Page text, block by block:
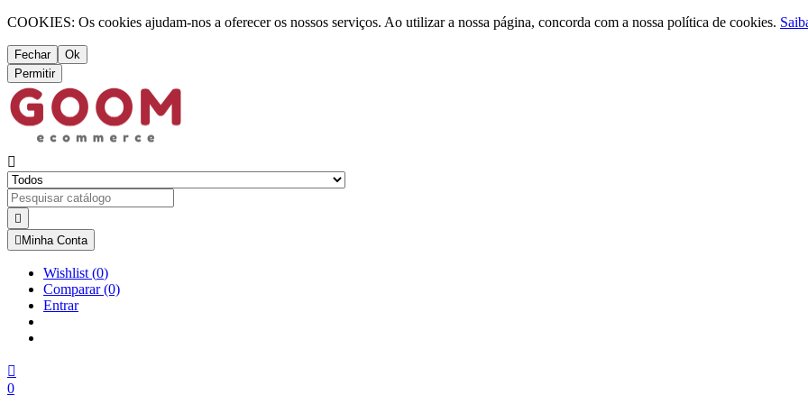
COOKIES: Os cookies ajudam-nos a oferecer os nossos serviços. Ao utilizar a nossa página, concorda com a nossa política de cookies.
Fechar
Ok
Permitir


 Minha Conta
Wishlist (0)
Comparar(0)
Entrar

0